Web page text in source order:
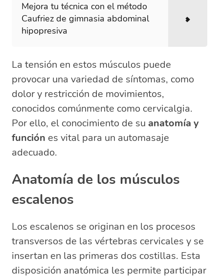
Mejora tu técnica con el método
Caufriez de gimnasia abdominal
hipopresiva
La tensión en estos músculos puede
provocar una variedad de síntomas, como
dolor y restricción de movimientos,
conocidos comúnmente como cervicalgia.
Por ello, el conocimiento de su anatomía y
función es vital para un automasaje
adecuado.
Anatomía de los músculos
escalenos
Los escalenos se originan en los procesos
transversos de las vértebras cervicales y se
insertan en las primeras dos costillas. Esta
disposición anatómica les permite participar